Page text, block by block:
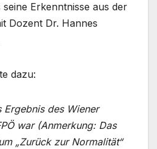
seine Erkenntnisse aus der
Dozent Dr. Hannes
dazu:
Ergebnis des Wiener
war (Anmerkung: Das
„Zurück zur Normalität“